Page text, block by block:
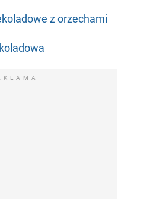
z orzechami